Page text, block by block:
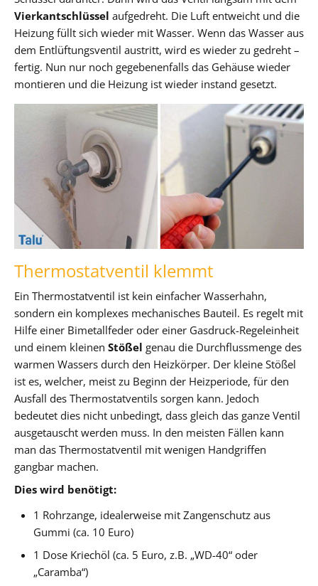
Vierkantschlüssel aufgedreht. Die Luft entweicht und die
Heizung füllt sich wieder mit Wasser. Wenn das Wasser aus
dem Entlüftungsventil austritt, wird es wieder zu gedreht –
fertig. Nun nur noch gegebenenfalls das Gehäuse wieder
montieren und die Heizung ist wieder instand gesetzt.
Thermostatventil klemmt
Ein Thermostatventil ist kein einfacher Wasserhahn,
sondern ein komplexes mechanisches Bauteil. Es regelt mit
Hilfe einer Bimetallfeder oder einer Gasdruck-Regeleinheit
und einem kleinen Stößel genau die Durchflussmenge des
warmen Wassers durch den Heizkörper. Der kleine Stößel
ist es, welcher, meist zu Beginn der Heizperiode, für den
Ausfall des Thermostatventils sorgen kann. Jedoch
bedeutet dies nicht unbedingt, dass gleich das ganze Ventil
ausgetauscht werden muss. In den meisten Fällen kann
man das Thermostatventil mit wenigen Handgriffen
gangbar machen.
Dies wird benötigt:
1 Rohrzange, idealerweise mit Zangenschutz aus
Gummi (ca. 10 Euro)
1 Dose Kriechöl (ca. 5 Euro, z.B. „WD-40“ oder
„Caramba“)